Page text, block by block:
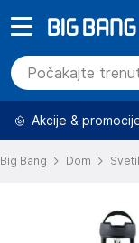
Akcije &
Big Bang Dom